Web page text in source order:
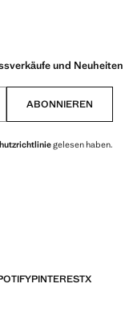
und Neuheiten
ABONNIEREN
gelesen haben.
PINTERESTX